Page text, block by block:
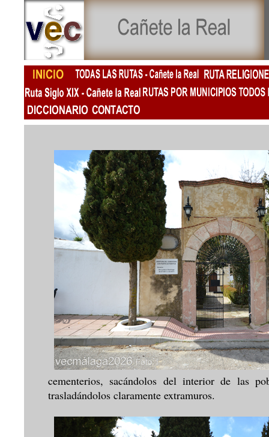
cementerios, sacándolos del interior de las
trasladándolos claramente extramuros.